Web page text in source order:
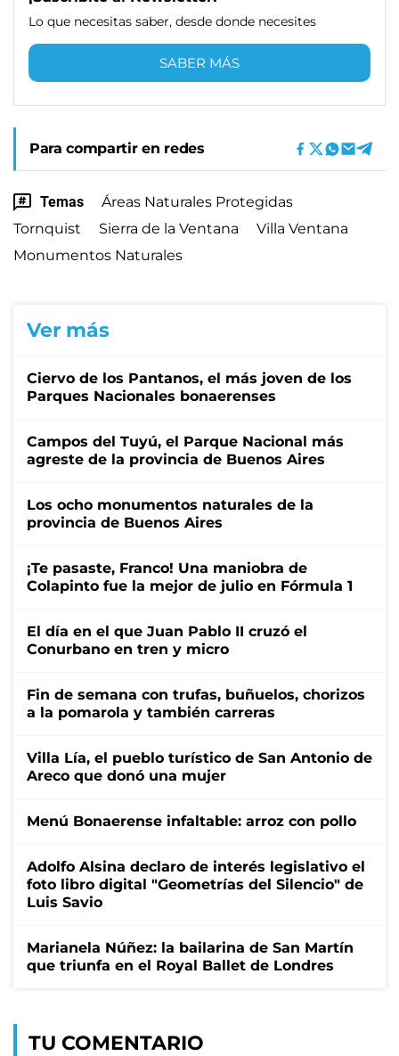
Lo que necesitas saber, desde donde necesites
SABER MÁS
Para compartir en redes
Temas
Áreas Naturales Protegidas
Tornquist
Sierra de la Ventana
Villa Ventana
Monumentos Naturales
Ver más
Ciervo de los Pantanos, el más joven de los
Parques Nacionales bonaerenses
Campos del Tuyú, el Parque Nacional más
agreste de la provincia de Buenos Aires
Los ocho monumentos naturales de la
provincia de Buenos Aires
¡Te pasaste, Franco! Una maniobra de
Colapinto fue la mejor de julio en Fórmula 1
El día en el que Juan Pablo II cruzó el
Conurbano en tren y micro
Fin de semana con trufas, buñuelos, chorizos
a la pomarola y también carreras
Villa Lía, el pueblo turístico de San Antonio de
Areco que donó una mujer
Menú Bonaerense infaltable: arroz con pollo
Adolfo Alsina declaro de interés legislativo el
foto libro digital "Geometrías del Silencio" de
Luis Savio
Marianela Núñez: la bailarina de San Martín
que triunfa en el Royal Ballet de Londres
TU COMENTARIO